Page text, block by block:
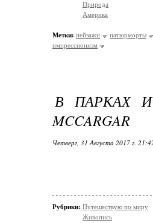
Природа
Америка
Метки: пейзажи
натюрморты
импрессионизм
В ПАРКАХ И
MCCARGAR
Четверг, 31 Августа 2017 г.
Рубрики: Путешествую по миру
Живопись